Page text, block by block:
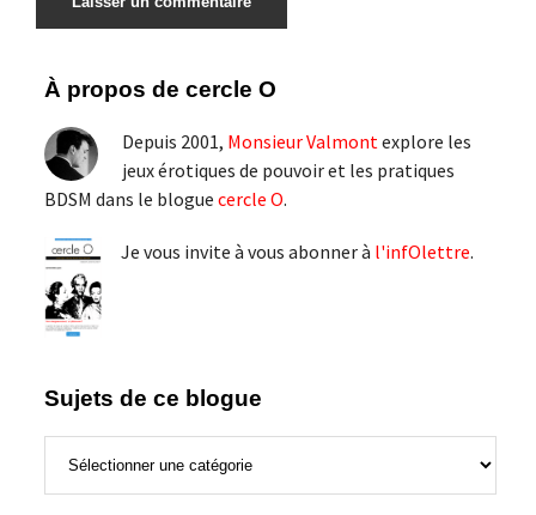
Barre
latérale
principale
À propos de cercle O
Depuis 2001, Monsieur Valmontexplore les
jeux érotiques de pouvoir et les pratiques
BDSM dans le blogue cercle O.
Je vous invite à vous abonner à l'infOlettre.
Sujets de ce blogue